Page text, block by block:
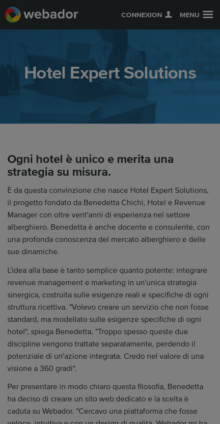
CONNEXION MENU
Hotel Expert Solutions
Ogni hotel è unico e merita una
strategia su misura.
È da questa convinzione che nasce Hotel Expert Solutions,
il progetto fondato da Benedetta Chichi, Hotel e Revenue
Manager con oltre vent'anni di esperienza nel settore
alberghiero. Benedetta è anche docente e consulente, con
una profonda conoscenza del mercato alberghiero e delle
sue dinamiche.
L'idea alla base è tanto semplice quanto potente: integrare
revenue management e marketing in un'unica strategia
sinergica, costruita sulle esigenze reali e specifiche di ogni
struttura ricettiva. "Volevo creare un servizio che non fosse
standard, ma modellato sulle esigenze specifiche di ogni
hotel", spiega Benedetta. "Troppo spesso queste due
discipline vengono trattate separatamente, perdendo il
potenziale di un'azione integrata. Credo nel valore di una
visione a 360 gradi".
Per presentare in modo chiaro questa filosofia, Benedetta
ha deciso di creare un sito web dedicato e la scelta è
caduta su Webador. "Cercavo una piattaforma che fosse